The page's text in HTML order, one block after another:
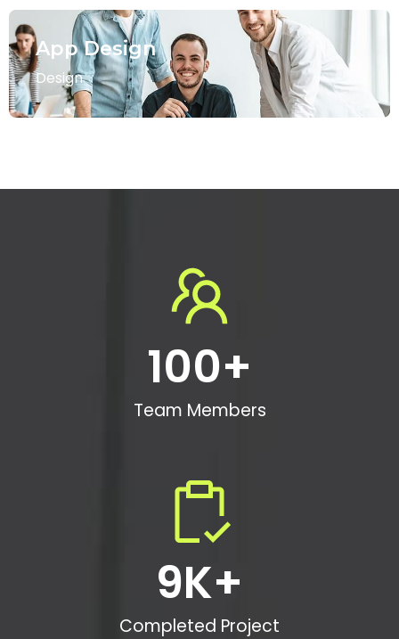
Online Games
Online Games
Team Members
100+
Completed Project
9K+